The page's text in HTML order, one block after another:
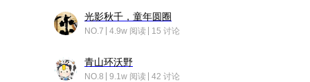
光影秋千，童年圆圈
NO.7 4.9w 阅读 15 讨论
青山环沃野
NO.8 9.1w 阅读 42 讨论